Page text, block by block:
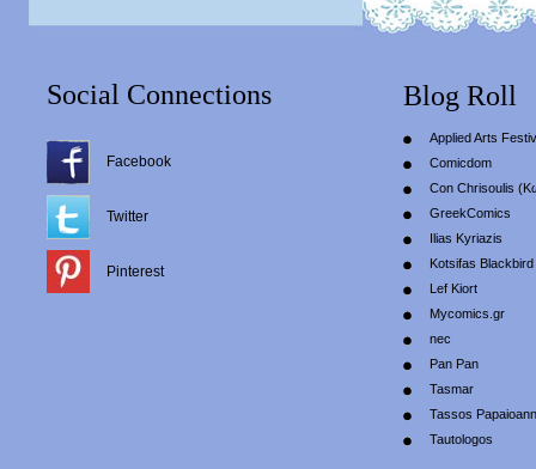
Social Connections
Facebook
Twitter
Pinterest
Blog Roll
Applied Arts
Comicdom
Con Chrisoulis
GreekComics
Ilias Kyriazis
Kotsifas Blackbird
Lef Kiort
Mycomics.gr
nec
Pan Pan
Tasmar
Tassos
Tautologos